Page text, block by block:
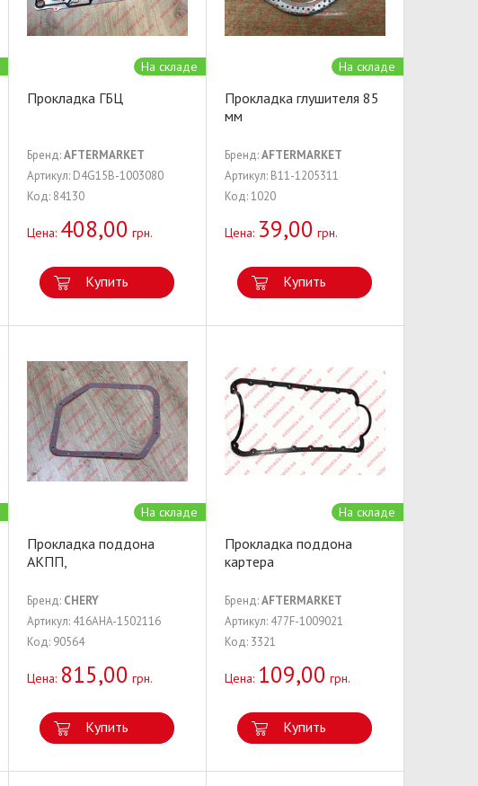
На складе
Прокладка ГБЦ
Бренд:AFTERMARKET
Артикул: D4G15B-1003080
Код: 84130
Цена: 408,00 грн.
Купить
На складе
Прокладка глушителя 85
мм
Бренд:AFTERMARKET
Артикул: B11-1205311
Код: 1020
Цена: 39,00 грн.
Купить
На складе
Прокладка поддона
АКПП,
Бренд: CHERY
Артикул: 416AHA-1502116
Код: 90564
Цена: 815,00 грн.
Купить
На складе
Прокладка поддона
картера
Бренд:AFTERMARKET
Артикул: 477F-1009021
Код: 3321
Цена: 109,00 грн.
Купить